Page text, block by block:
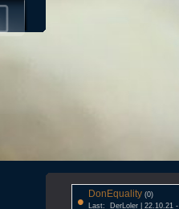
• DonEquality (0)
Last: DerLoler | 22.10.21